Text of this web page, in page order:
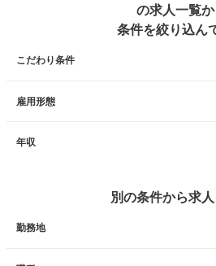
の求人一覧か
条件を絞り込ん
こだわり条件
雇用形態
年収
別の条件から求
勤務地